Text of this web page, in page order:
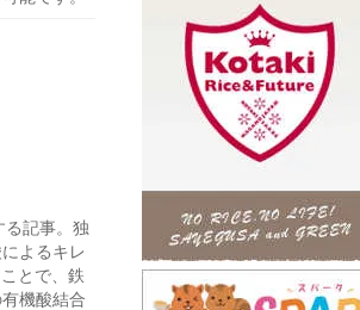
る記事。独
よるキレ
とで、鉄
機酸結合